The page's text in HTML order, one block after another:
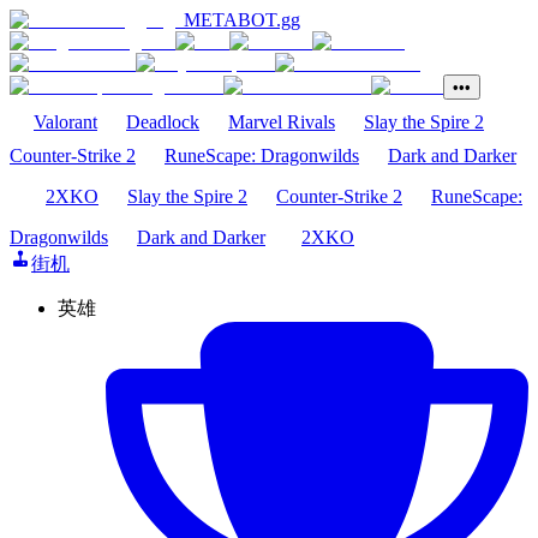
METABOT.gg
•••
Valorant Deadlock Marvel Rivals
Slay the Spire 2
Counter-Strike 2
RuneScape: Dragonwilds
Dark and Darker
2XKO
Slay the Spire 2 Counter-Strike 2
RuneScape:
Dragonwilds
Dark and Darker
2XKO
街机
英雄